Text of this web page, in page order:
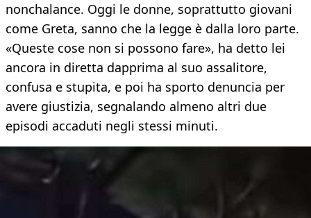
nonchalance. Oggi le donne, soprattutto giovani
come Greta, sanno che la legge è dalla loro parte.
«Queste cose non si possono fare», ha detto lei
ancora in diretta dapprima al suo assalitore,
confusa e stupita, e poi ha sporto denuncia per
avere giustizia, segnalando almeno altri due
episodi accaduti negli stessi minuti.